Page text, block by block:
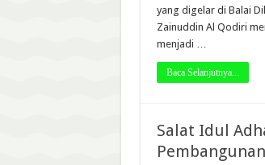
yang digelar di Balai
Zainuddin Al Qodiri
menjadi …
Baca Selanjutnya...
Salat Idul